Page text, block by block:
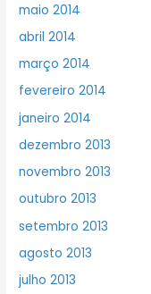
maio 2014
abril 2014
março 2014
fevereiro 2014
janeiro 2014
dezembro 2013
novembro 2013
outubro 2013
setembro 2013
agosto 2013
julho 2013